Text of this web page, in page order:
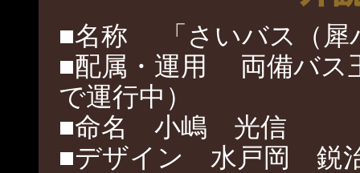
■名称 「さいバス（犀
■配属・運用 両備バス
で運行中）
■命名 小嶋 光信
■デザイン 水戸岡 鋭